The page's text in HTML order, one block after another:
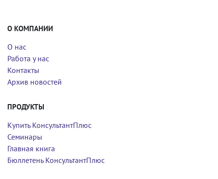
О КОМПАНИИ
О нас
Работа у нас
Контакты
Архив новостей
ПРОДУКТЫ
Купить КонсультантПлюс
Семинары
Главная книга
Бюллетень КонсультантПлюс